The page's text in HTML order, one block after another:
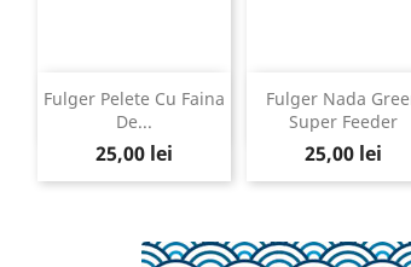
Fulger Pelete Cu Faina
De...
Pret
25,00 lei
Vizualizare rapida
Fulger Nada
Super Feeder
Pret
25,00 lei
Vizualizare